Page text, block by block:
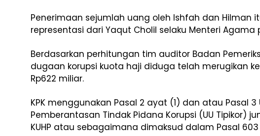
Penerimaan sejumlah uang oleh Ishfah dan Hilman
representasi dari Yaqut Cholil selaku Menteri
Berdasarkan perhitungan tim auditor Badan
dugaan korupsi kuota haji diduga telah merugikan
Rp622 miliar.
KPK menggunakan Pasal 2 ayat (1) dan atau Pasal
Pemberantasan Tindak Pidana Korupsi (UU Tipikor)
KUHP atau sebagaimana dimaksud dalam Pasal